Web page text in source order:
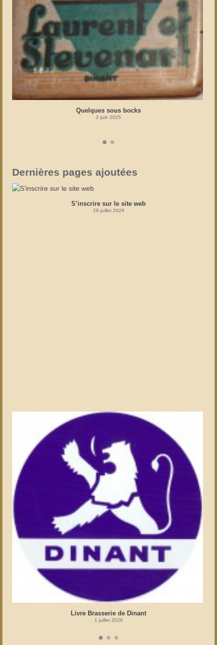
Quelques sous bocks
2 juin 2025
Dernières pages ajoutées
S’inscrire sur le site web
29 juillet 2026
Livre Brasserie de Dinant
1 juillet 2026